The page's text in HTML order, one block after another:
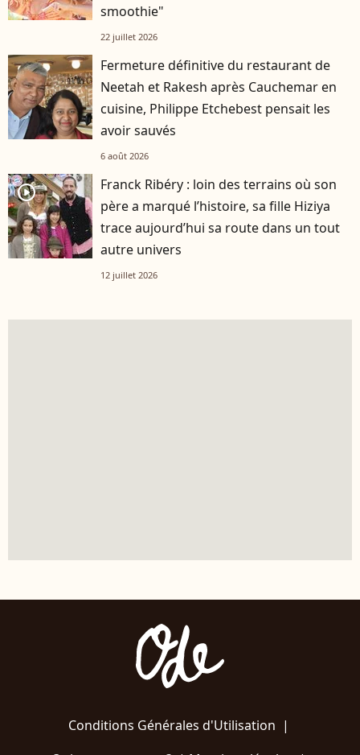
smoothie"
22 juillet 2026
Fermeture définitive du restaurant de
Neetah et Rakesh après Cauchemar en
cuisine, Philippe Etchebest pensait les
avoir sauvés
6 août 2026
player2
Franck Ribéry : loin des terrains où son
père a marqué l’histoire, sa fille Hiziya
trace aujourd’hui sa route dans un tout
autre univers
12 juillet 2026
Conditions Générales d'Utilisation |